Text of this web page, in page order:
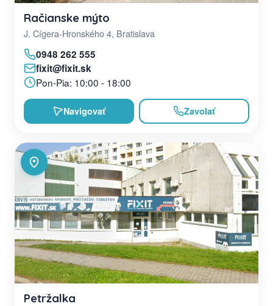
Račianske mýto
J. Cígera-Hronského 4, Bratislava
0948 262 555
fixit@fixit.sk
Pon-Pia: 10:00 - 18:00
Navigovať Zavolať
Petržalka